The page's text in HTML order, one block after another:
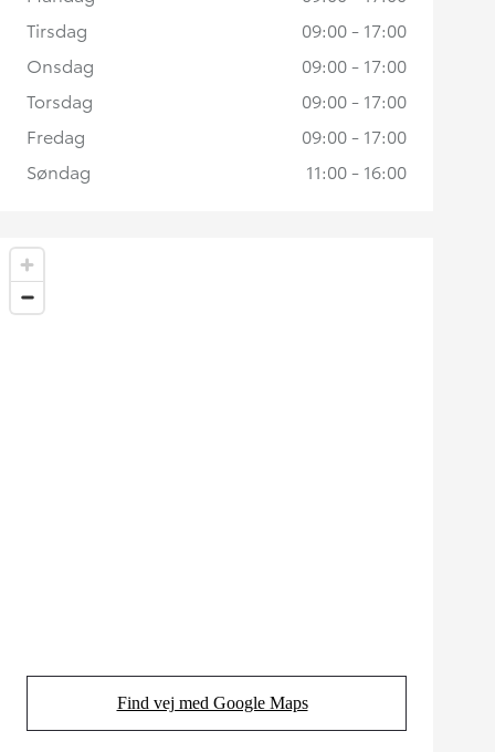
Find vej med Google Maps
(Opens in new tab)
Tirsdag
09:00 - 17:00
Onsdag
09:00 - 17:00
Torsdag
09:00 - 17:00
Fredag
09:00 - 17:00
Søndag
11:00 - 16:00